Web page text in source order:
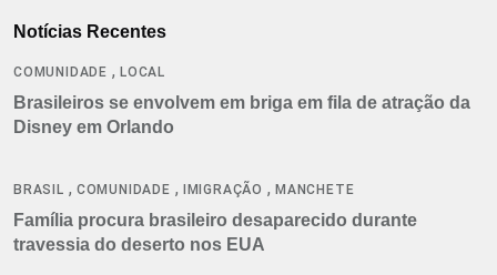
Notícias Recentes
COMUNIDADE , LOCAL
Brasileiros se envolvem em briga em fila de atração da
Disney em Orlando
BRASIL , COMUNIDADE , IMIGRAÇÃO ,MANCHETE
Família procura brasileiro desaparecido durante
travessia do deserto nos EUA